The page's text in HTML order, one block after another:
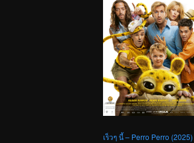
เร็วๆ นี้ – Perro Perro